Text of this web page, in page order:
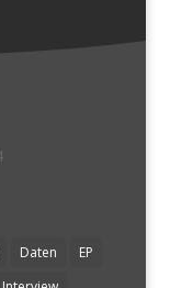
Daten
EP